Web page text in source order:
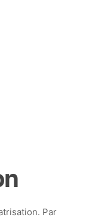
Par